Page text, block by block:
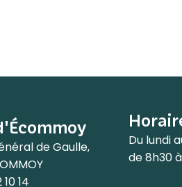
de Gaulle,
14
Du lundi
de 8h30